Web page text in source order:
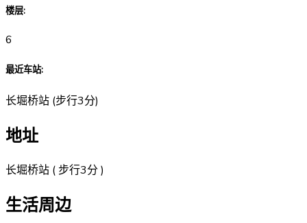
楼层:
6
最近车站:
长堀桥站 (步行3分)
地址
长堀桥站 ( 步行3分 )
生活周边